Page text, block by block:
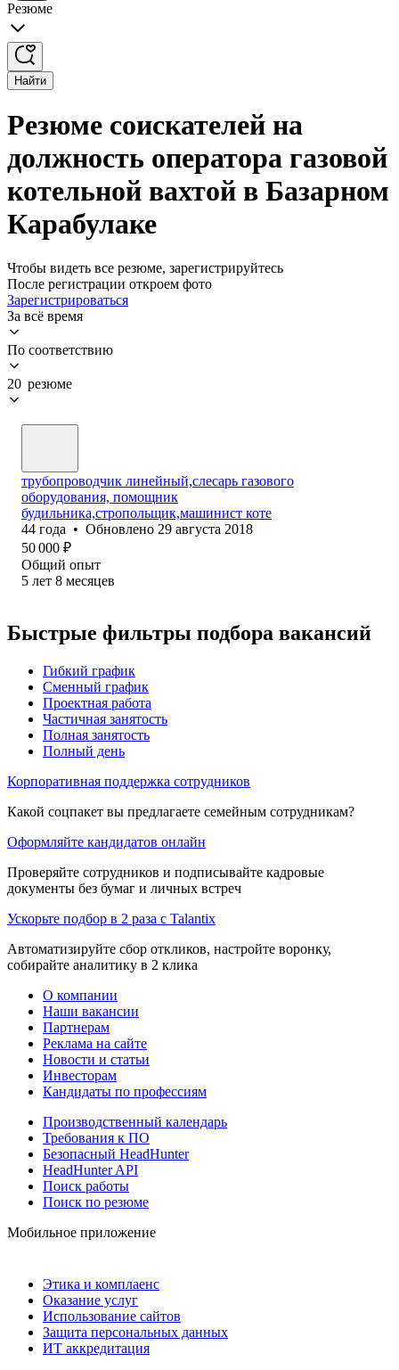
Резюме
Найти
Резюме соискателей на
должность оператора газовой
котельной вахтой в Базарном
Карабулаке
Чтобы видеть все резюме, зарегистрируйтесь
После регистрации откроем фото
Зарегистрироваться
За всё время
По соответствию
20 резюме
трубопроводчик линейный,слесарь газового
оборудования, помощник
будильника,стропольщик,машинист коте
44 года • Обновлено 29 августа 2018
50 000 ₽
Общий опыт
5 лет 8 месяцев
Быстрые фильтры подбора вакансий
Гибкий график
Сменный график
Проектная работа
Частичная занятость
Полная занятость
Полный день
Корпоративная поддержка сотрудников
Какой соцпакет вы предлагаете семейным сотрудникам?
Оформляйте кандидатов онлайн
Проверяйте сотрудников и подписывайте кадровые
документы без бумаг и личных встреч
Ускорьте подбор в 2 раза с Talantix
Автоматизируйте сбор откликов, настройте воронку,
собирайте аналитику в 2 клика
О компании
Наши вакансии
Партнерам
Реклама на сайте
Новости и статьи
Инвесторам
Кандидаты по профессиям
Производственный календарь
Требования к ПО
Безопасный HeadHunter
HeadHunter API
Поиск работы
Поиск по резюме
Мобильное приложение
Этика и комплаенс
Оказание услуг
Использование сайтов
Защита персональных данных
ИТ аккредитация